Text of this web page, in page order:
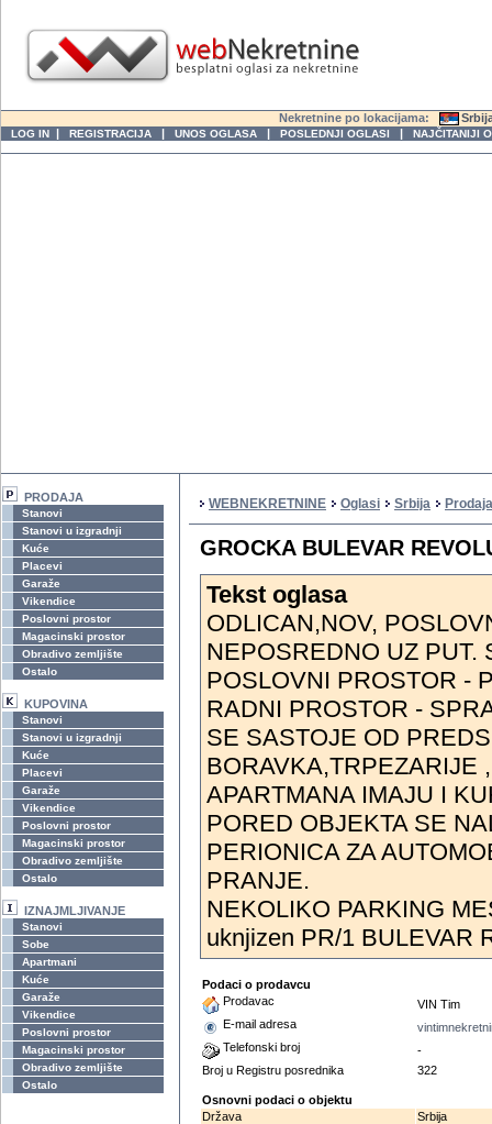
Nekretnine po lokacijama:
LOG IN | REGISTRACIJA | UNOS OGLASA | POSLEDNJI OGLASI | NAJČITANIJI
PRODAJA
Stanovi
Stanovi u izgradnji
Kuće
Placevi
Garaže
Vikendice
Poslovni prostor
Magacinski prostor
Obradivo zemljište
Ostalo
KUPOVINA
Stanovi
Stanovi u izgradnji
Kuće
Placevi
Garaže
Vikendice
Poslovni prostor
Magacinski prostor
Obradivo zemljište
Ostalo
IZNAJMLJIVANJE
Stanovi
Sobe
Apartmani
Kuće
Garaže
Vikendice
Poslovni prostor
Magacinski prostor
Obradivo zemljište
Ostalo
WEBNEKRETNINE Oglasi Srbija
GROCKA BULEVAR
Tekst oglasa
ODLICAN,NOV,
NEPOSREDNO UZ PUT.
POSLOVNI PROSTOR -
RADNI PROSTOR -
SE SASTOJE OD
BORAVKA,TRPEZARIJE
APARTMANA IMAJU I
PORED OBJEKTA SE
PERIONICA ZA
PRANJE.
NEKOLIKO PARKING
uknjizen PR/1 BULEVAR
Podaci o prodavcu
Prodavac
VIN Tim
E-mail adresa
Telefonski broj
-
Broj u Registru posrednika
322
Osnovni podaci o objektu
Država
Srbija